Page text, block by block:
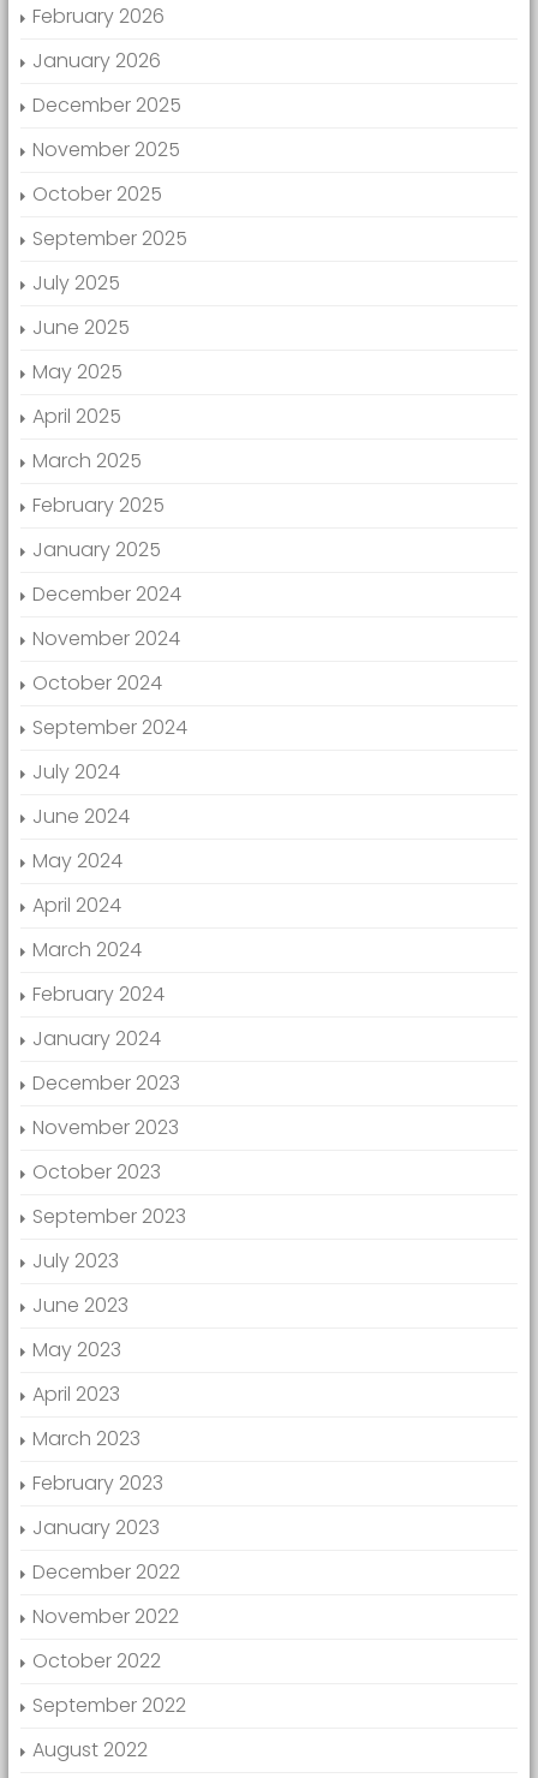
February 2026
January 2026
December 2025
November 2025
October 2025
September 2025
July 2025
June 2025
May 2025
April 2025
March 2025
February 2025
January 2025
December 2024
November 2024
October 2024
September 2024
July 2024
June 2024
May 2024
April 2024
March 2024
February 2024
January 2024
December 2023
November 2023
October 2023
September 2023
July 2023
June 2023
May 2023
April 2023
March 2023
February 2023
January 2023
December 2022
November 2022
October 2022
September 2022
August 2022